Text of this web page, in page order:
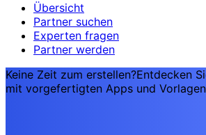
Übersicht
Partner suchen
Experten fragen
Partner werden
Keine Zeit zum erstellen?Entdecken
mit vorgefertigten Apps und